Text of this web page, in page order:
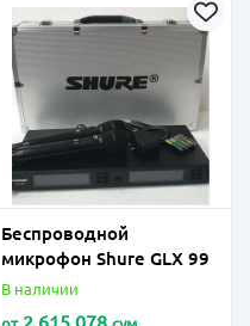
Беспроводной
микрофон Shure GLX 99
В наличии